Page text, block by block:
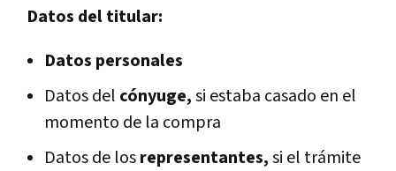
Datos del titular:
Datos personales
Datos del cónyuge,si estaba casado en el
momento de la compra
Datos de losrepresentantes,si el trámite